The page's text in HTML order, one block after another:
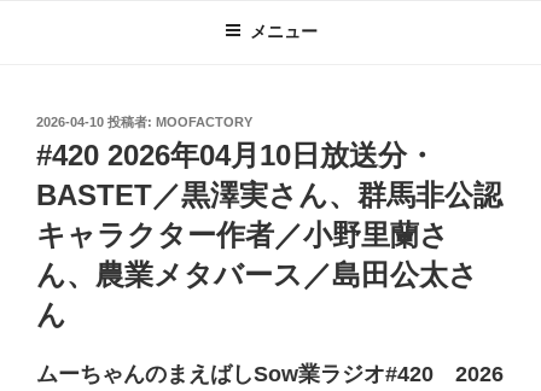
メニュー
投
稿
日:
2026-04-10 投稿者: MOOFACTORY
#420 2026年04月10日放送分・
BASTET／黒澤実さん、群馬非公認
キャラクター作者／小野里蘭さ
ん、農業メタバース／島田公太さ
ん
ムーちゃんのまえばしSow業ラジオ#420 2026